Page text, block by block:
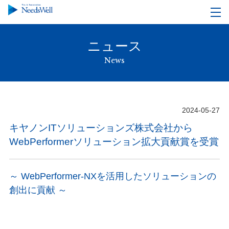
ニュース
News
2024-05-27
キヤノンITソリューションズ株式会社から
WebPerformerソリューション拡大貢献賞を受賞
～ WebPerformer-NXを活用したソリューションの
創出に貢献 ～